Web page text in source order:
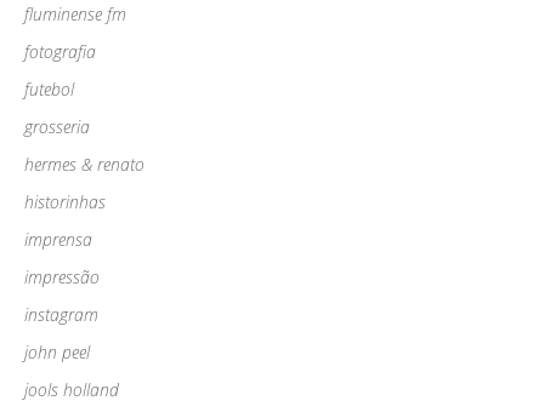
fluminense fm
fotografia
futebol
grosseria
hermes & renato
historinhas
imprensa
impressão
instagram
john peel
jools holland